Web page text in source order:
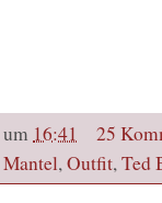
um 16:41
25
Mantel,Outfit,Ted